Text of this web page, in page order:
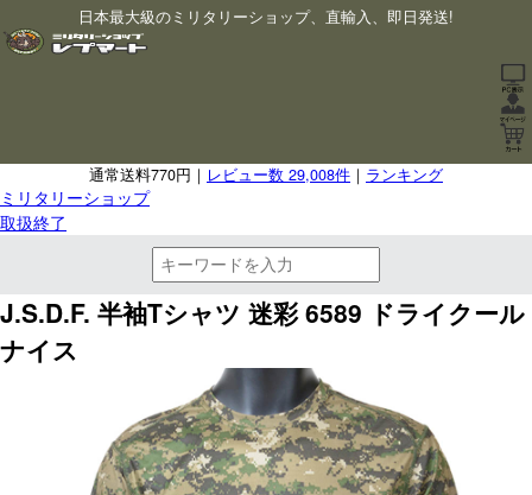
日本最大級のミリタリーショップ、直輸入、即日発送!
通常送料770円｜ レビュー数 29,008件 ｜ ランキング
ミリタリーショップ
取扱終了
J.S.D.F. 半袖Tシャツ 迷彩 6589 ドライクール
ナイス